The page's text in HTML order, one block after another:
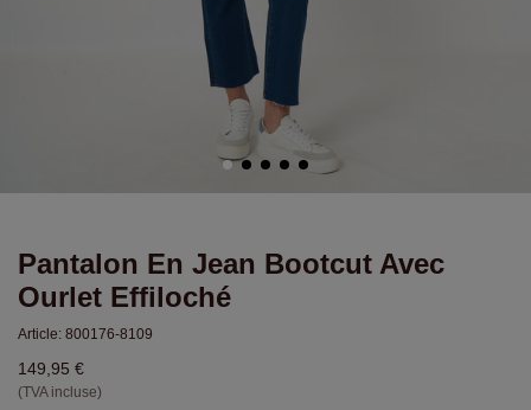
Pantalon En Jean Bootcut Avec
Ourlet Effiloché
Article: 800176-8109
149,95 €
(TVA incluse)